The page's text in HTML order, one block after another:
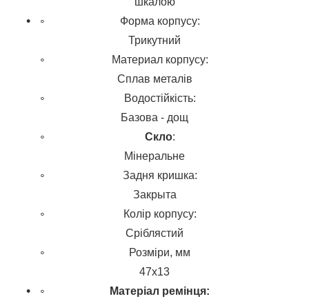
Форма корпусу:
Трикутний
Материал корпусу:
Сплав металів
Водостійкість:
Базова - дощ
Скло:
Мінеральне
Задня кришка:
Закрыта
Колір корпусу:
Сріблястий
Розміри, мм
47х13
Матеріал ремінця: